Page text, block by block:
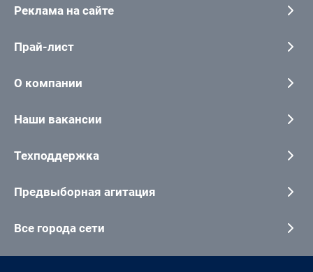
Реклама на сайте
Прай-лист
О компании
Наши вакансии
Техподдержка
Предвыборная агитация
Все города сети